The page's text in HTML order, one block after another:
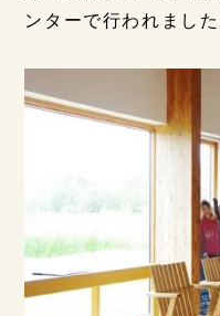
ンターで行われました